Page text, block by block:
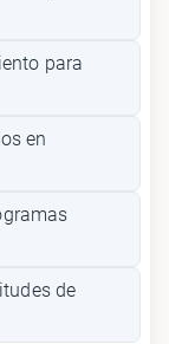
para
en
de